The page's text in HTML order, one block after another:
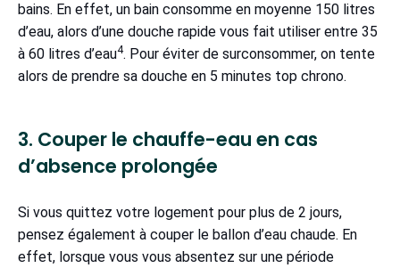
bains. En effet, un bain consomme en moyenne 150 litres
d’eau, alors d’une douche rapide vous fait utiliser entre 35
à 60 litres d’eau4. Pour éviter de surconsommer, on tente
alors de prendre sa douche en 5 minutes top chrono.
3. Couper le chauffe-eau en cas
d’absence prolongée
Si vous quittez votre logement pour plus de 2 jours,
pensez également à couper le ballon d’eau chaude. En
effet, lorsque vous vous absentez sur une période